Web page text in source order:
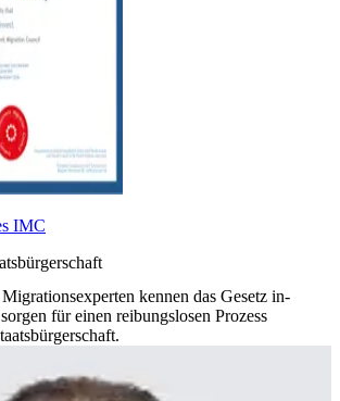
IMC
kennen das Gesetz in-
für einen reibungslosen Prozess